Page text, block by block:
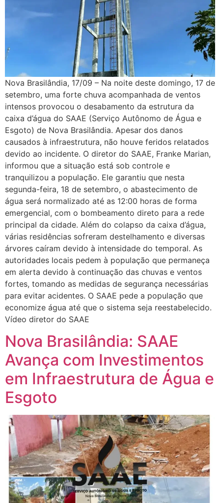
Nova Brasilândia, 17/09 – Na noite deste domingo, 17 de
setembro, uma forte chuva acompanhada de ventos
intensos provocou o desabamento da estrutura da
caixa d’água do SAAE (Serviço Autônomo de Água e
Esgoto) de Nova Brasilândia. Apesar dos danos
causados à infraestrutura, não houve feridos relatados
devido ao incidente. O diretor do SAAE, Franke Marian,
informou que a situação está sob controle e
tranquilizou a população. Ele garantiu que nesta
segunda-feira, 18 de setembro, o abastecimento de
água será normalizado até as 12:00 horas de forma
emergencial, com o bombeamento direto para a rede
principal da cidade. Além do colapso da caixa d’água,
várias residências sofreram destelhamento e diversas
árvores caíram devido à intensidade do temporal. As
autoridades locais pedem à população que permaneça
em alerta devido à continuação das chuvas e ventos
fortes, tomando as medidas de segurança necessárias
para evitar acidentes. O SAAE pede a população que
economize água até que o sistema seja reestabelecido.
Vídeo diretor do SAAE
Nova Brasilândia: SAAE
Avança com Investimentos
em Infraestrutura de Água e
Esgoto